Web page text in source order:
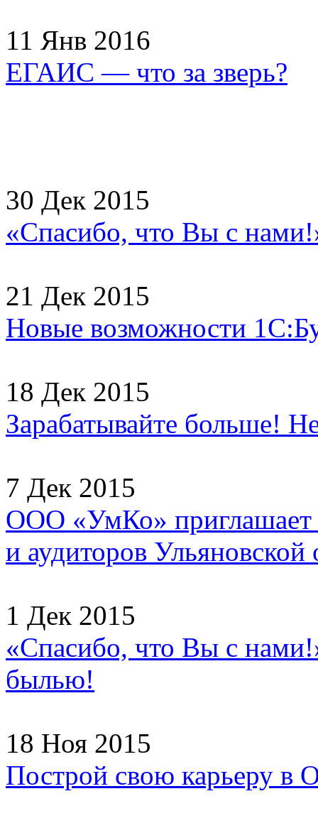
11 Янв 2016
ЕГАИС — что за зверь?
30 Дек 2015
«Спасибо, что Вы с
21 Дек 2015
Новые возможности
18 Дек 2015
Зарабатывайте больше!
7 Дек 2015
ООО «УмКо» приглашает
и аудиторов Ульяновской
1 Дек 2015
«Спасибо, что Вы с
былью!
18 Ноя 2015
Построй свою карьеру